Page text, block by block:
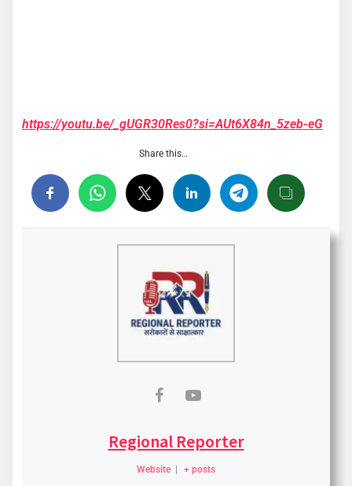
https://youtu.be/_gUGR30Res0?si=AUt6X84n_5zeb-eG
Share this…
Regional Reporter
Website | + posts